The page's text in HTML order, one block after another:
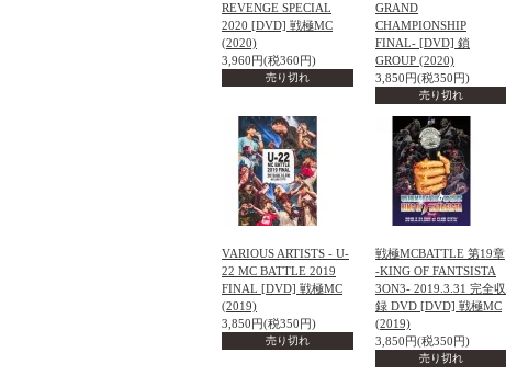
REVENGE SPECIAL
2020 [DVD] 戦極MC
(2020)
3,960円(税360円)
売り切れ
GRAND
CHAMPIONSHIP
FINAL- [DVD] 鎖
GROUP (2020)
3,850円(税350円)
売り切れ
VARIOUS ARTISTS - U-
22 MC BATTLE 2019
FINAL [DVD] 戦極MC
(2019)
3,850円(税350円)
売り切れ
戦極MCBATTLE 第19章
-KING OF FANTSISTA
3ON3- 2019.3.31 完全収
録 DVD [DVD] 戦極MC
(2019)
3,850円(税350円)
売り切れ